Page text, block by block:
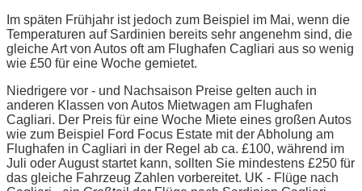
Im späten Frühjahr ist jedoch zum Beispiel im Mai, wenn die
Temperaturen auf Sardinien bereits sehr angenehm sind, die
gleiche Art von Autos oft am Flughafen Cagliari aus so wenig
wie £50 für eine Woche gemietet.
Niedrigere vor - und Nachsaison Preise gelten auch in
anderen Klassen von Autos Mietwagen am Flughafen
Cagliari. Der Preis für eine Woche Miete eines großen Autos
wie zum Beispiel Ford Focus Estate mit der Abholung am
Flughafen in Cagliari in der Regel ab ca. £100, während im
Juli oder August startet kann, sollten Sie mindestens £250 für
das gleiche Fahrzeug Zahlen vorbereitet. UK - Flüge nach